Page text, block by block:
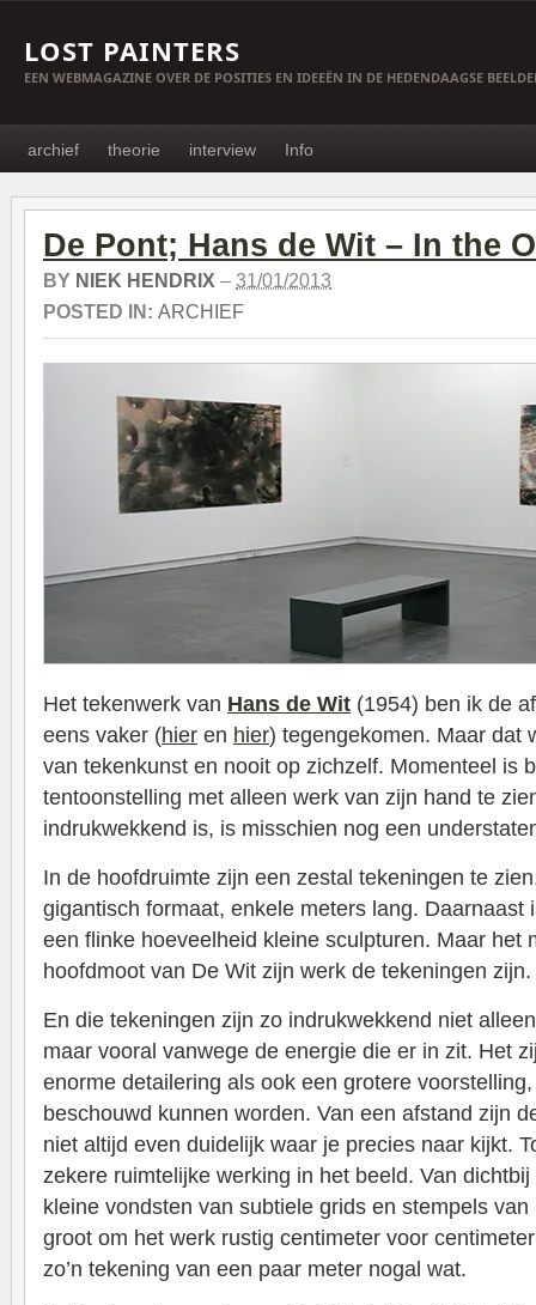
LOST PAINTERS
EEN WEBMAGAZINE OVER DE POSITIES EN IDEEËN IN DE HEDENDAAGSE
archief theorie interview Info
De Pont; Hans de Wit – In the
BY NIEK HENDRIX – 31/01/2013
POSTED IN: ARCHIEF
Het tekenwerk van Hans de Wit (1954) ben ik de
eens vaker (hier en hier) tegengekomen. Maar dat
van tekenkunst en nooit op zichzelf. Momenteel is
tentoonstelling met alleen werk van zijn hand te
indrukwekkend is, is misschien nog een
In de hoofdruimte zijn een zestal tekeningen te
gigantisch formaat, enkele meters lang. Daarnaast
een flinke hoeveelheid kleine sculpturen. Maar het
hoofdmoot van De Wit zijn werk de tekeningen zijn.
En die tekeningen zijn zo indrukwekkend niet
maar vooral vanwege de energie die er in zit. Het
enorme detailering als ook een grotere
beschouwd kunnen worden. Van een afstand zijn
niet altijd even duidelijk waar je precies naar kijkt.
zekere ruimtelijke werking in het beeld. Van
kleine vondsten van subtiele grids en stempels
groot om het werk rustig centimeter voor
zo’n tekening van een paar meter nogal wat.